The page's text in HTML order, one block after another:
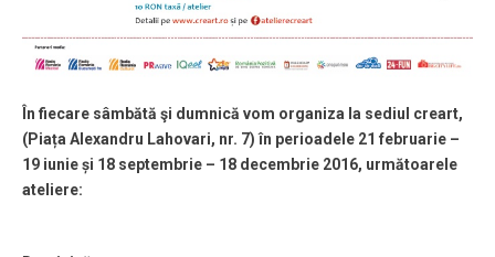
În fiecare sâmbătă şi dumnică vom organiza la sediul creart,
(Piața Alexandru Lahovari, nr. 7) în perioadele 21 februarie –
19 iunie și 18 septembrie – 18 decembrie 2016, următoarele
ateliere: